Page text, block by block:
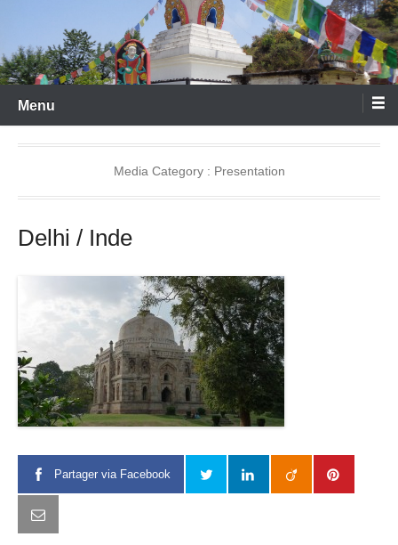
Menu
Media Category : Presentation
Delhi / Inde
Partager via Facebook